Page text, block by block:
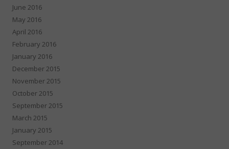
June 2016
May 2016
April 2016
February 2016
January 2016
December 2015
November 2015
October 2015
September 2015
March 2015
January 2015
September 2014